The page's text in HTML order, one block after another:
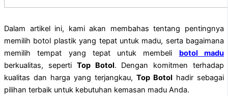
Dalam artikel ini, kami akan membahas tentang pentingnya
memilih botol plastik yang tepat untuk madu, serta bagaimana
memilih tempat yang tepat untuk membeli botol madu
berkualitas, seperti Top Botol. Dengan komitmen terhadap
kualitas dan harga yang terjangkau, Top Botol hadir sebagai
pilihan terbaik untuk kebutuhan kemasan madu Anda.